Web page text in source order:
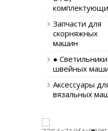
Запчасти для
скорняжных
машин
●
швейных
Аксессуары
вязальных